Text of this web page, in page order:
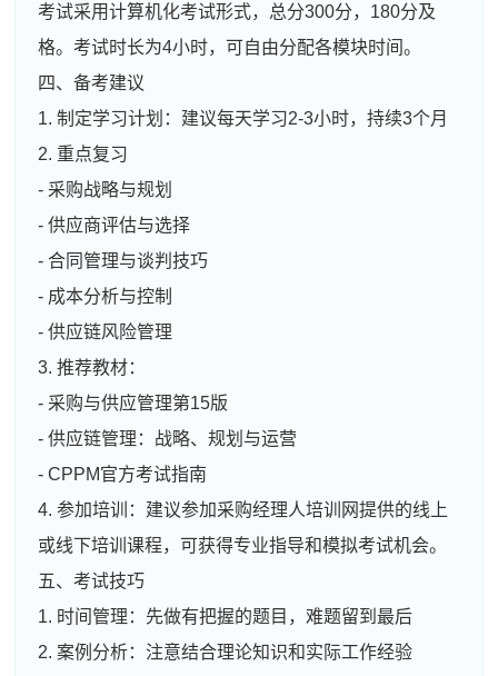
考试采用计算机化考试形式，总分300分，180分及
格。考试时长为4小时，可自由分配各模块时间。
四、备考建议
1. 制定学习计划：建议每天学习2-3小时，持续3个月
2. 重点复习
- 采购战略与规划
- 供应商评估与选择
- 合同管理与谈判技巧
- 成本分析与控制
- 供应链风险管理
3. 推荐教材：
- 采购与供应管理第15版
- 供应链管理：战略、规划与运营
- CPPM官方考试指南
4. 参加培训：建议参加采购经理人培训网提供的线上
或线下培训课程，可获得专业指导和模拟考试机会。
五、考试技巧
1. 时间管理：先做有把握的题目，难题留到最后
2. 案例分析：注意结合理论知识和实际工作经验